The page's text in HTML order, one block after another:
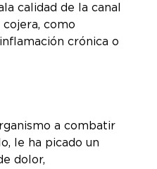
calidad de la canal
como
crónica o
a combatir
le ha picado un
dolor,